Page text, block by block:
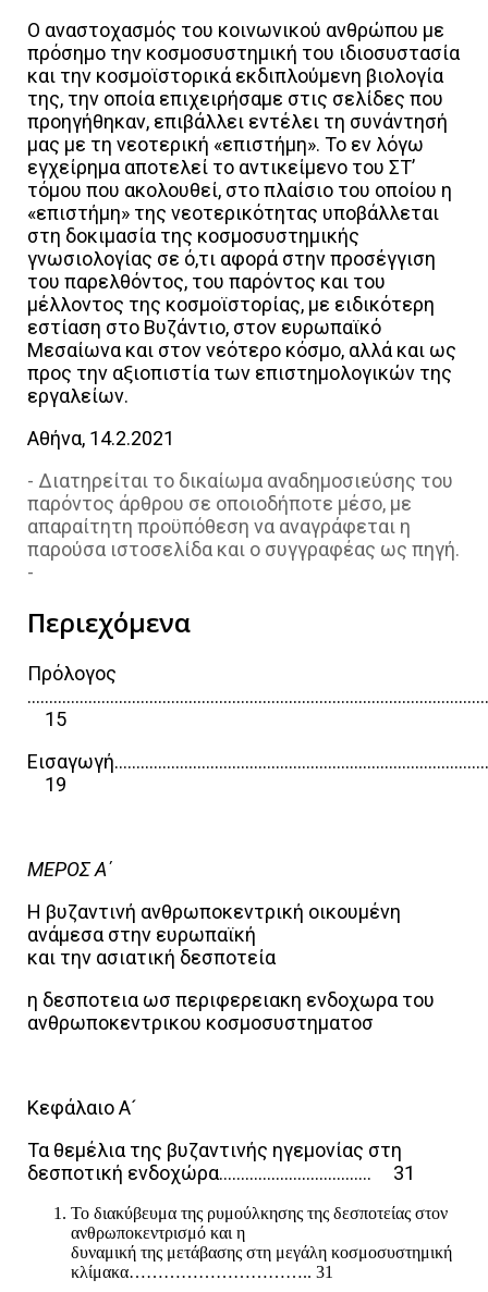
Ο αναστοχασμός του κοινωνικού ανθρώπου με
πρόσημο την κοσμοσυστημική του ιδιοσυστασία
και την κοσμοϊστορικά εκδιπλούμενη βιολογία
της, την οποία επιχειρήσαμε στις σελίδες που
προηγήθηκαν, επιβάλλει εντέλει τη συνάντησή
μας με τη νεοτερική «επιστήμη». Το εν λόγω
εγχείρημα αποτελεί το αντικείμενο του ΣΤ’
τόμου που ακολουθεί, στο πλαίσιο του οποίου η
«επιστήμη» της νεοτερικότητας υποβάλλεται
στη δοκιμασία της κοσμοσυστημικής
γνωσιολογίας σε ό,τι αφορά στην προσέγγιση
του παρελθόντος, του παρόντος και του
μέλλοντος της κοσμοϊστορίας, με ειδικότερη
εστίαση στο Βυζάντιο, στον ευρωπαϊκό
Μεσαίωνα και στον νεότερο κόσμο, αλλά και ως
προς την αξιοπιστία των επιστημολογικών της
εργαλείων.
Αθήνα, 14.2.2021
- Διατηρείται το δικαίωμα αναδημοσιεύσης του
παρόντος άρθρου σε οποιοδήποτε μέσο, με
απαραίτητη προϋπόθεση να αναγράφεται η
παρούσα ιστοσελίδα και ο συγγραφέας ως πηγή.
-
Περιεχόμενα
Πρόλογος
15
19
ΜΕΡΟΣ Α΄
Η βυζαντινή ανθρωποκεντρική οικουμένη
ανάμεσα στην ευρωπαϊκή
και την ασιατική δεσποτεία
η δεσποτεια ωσ περιφερειακη ενδοχωρα του
ανθρωποκεντρικου κοσμοσυστηματοσ
Κεφάλαιο Α´
Τα θεμέλια της βυζαντινής ηγεμονίας στη
δεσποτική ενδοχώρα…………………………….. 31
Το διακύβευμα της ρυμούλκησης της δεσποτείας στον
ανθρωποκεντρισμό και η
δυναμική της μετάβασης στη μεγάλη κοσμοσυστημική
κλίμακα………………………….. 31